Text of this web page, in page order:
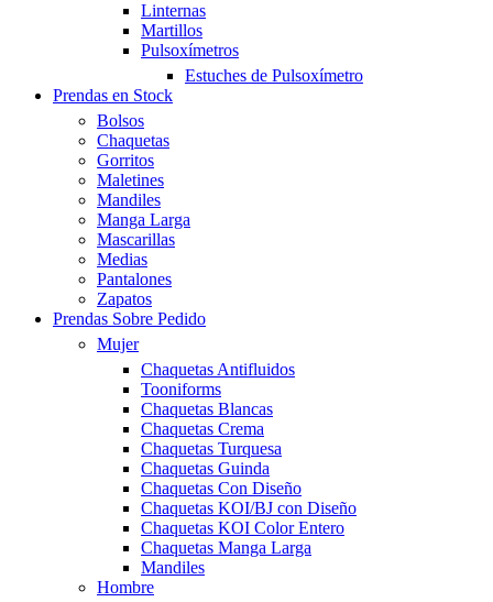
Linternas
Martillos
Pulsoxímetros
Estuches de Pulsoxímetro
Prendas en Stock
Bolsos
Chaquetas
Gorritos
Maletines
Mandiles
Manga Larga
Mascarillas
Medias
Pantalones
Zapatos
Prendas Sobre Pedido
Mujer
Chaquetas Antifluidos
Tooniforms
Chaquetas Blancas
Chaquetas Crema
Chaquetas Turquesa
Chaquetas Guinda
Chaquetas Con Diseño
Chaquetas KOI/BJ con Diseño
Chaquetas KOI Color Entero
Chaquetas Manga Larga
Mandiles
Hombre